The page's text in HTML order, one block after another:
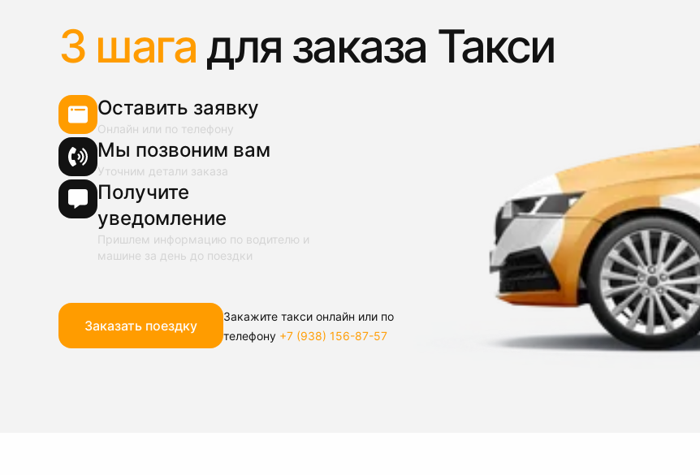
3 шага для заказа Такси
Оставить заявку
Онлайн или по телефону
Мы позвоним вам
Уточним детали заказа
Получите
уведомление
Пришлем информацию по водителю и
машине за день до поездки
Заказать поездку
Закажите такси онлайн или по
телефону +7 (938) 156-87-57